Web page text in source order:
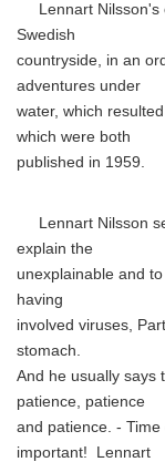
Lennart Nilsson's
Swedish
countryside, in an
adventures under
water, which
which were both
published in 1959.
Lennart Nilsson
explain the
unexplainable and
having
involved viruses,
stomach.
And he usually says
patience, patience
and patience. -
important! Lennart